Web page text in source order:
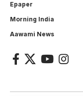
Epaper
Morning India
Aawami News